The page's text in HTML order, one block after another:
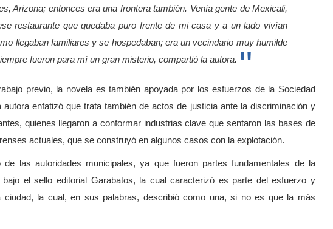
Arizona; entonces era una frontera también. Venía gente de Mexicali,
restaurante que quedaba puro frente de mi casa y a un lado vivían
llegaban familiares y se hospedaban; era un vecindario muy humilde
fueron para mí un gran misterio, compartió la autora.
previo, la novela es también apoyada por los esfuerzos de la Sociedad
enfatizó que trata también de actos de justicia ante la discriminación y
quienes llegaron a conformar industrias clave que sentaron las bases de
actuales, que se construyó en algunos casos con la explotación.
las autoridades municipales, ya que fueron partes fundamentales de la
el sello editorial Garabatos, la cual caracterizó es parte del esfuerzo y
ciudad, la cual, en sus palabras, describió como una, si no es que la más